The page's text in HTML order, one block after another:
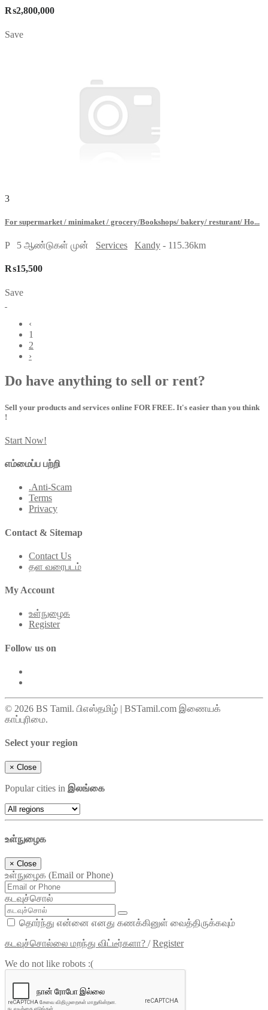
₨2,800,000
Save
3
For supermarket / minimaket / grocery/Bookshops/ bakery/ resturant/ Ho...
P 5 ஆண்டுகள் முன் Services Kandy - 115.36km
₨15,500
Save
‹
1
2
›
Do have anything to sell or rent?
Sell your products and services online FOR FREE. It's easier than you think
!
Start Now!
எம்மைப்ப பற்றி
.Anti-Scam
Terms
Privacy
Contact & Sitemap
Contact Us
தள வரைபடம்
My Account
உள்நுழைக
Register
Follow us on
© 2026 BS Tamil. பிஎஸ்தமிழ் | BSTamil.com இணையக்
காப்புரிமை.
Select your region
× Close
Popular cities in இலங்கை
உள்நுழைக
× Close
உள்நுழைக (Email or Phone)
கடவுச்சொல்
தொர்ந்து என்னை எனது கணக்கினுள் வைத்திருக்கவும்
கடவுச்சொல்லை மறந்து விட்டீர்களா? /Register
We do not like robots :(